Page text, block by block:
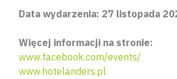
Data wydarzenia: 27 listopada
Więcej informacji na stronie:
www.facebook.com/events/
www.hotelanders.pl